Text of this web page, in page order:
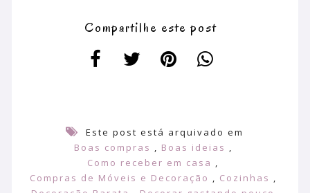
Compartilhe este post
Este post está arquivado em
Boas compras , Boas ideias ,
Como receber em casa ,
Compras de Móveis e Decoração , Cozinhas ,